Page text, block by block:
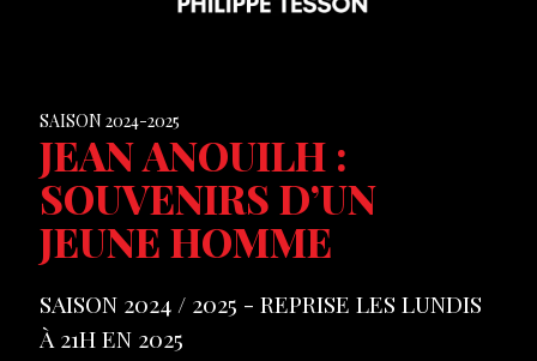
SAISON 2024-2025
JEAN ANOUILH :
SOUVENIRS D’UN
JEUNE HOMME
SAISON 2024 / 2025 - REPRISE LES LUNDIS
À 21H EN 2025